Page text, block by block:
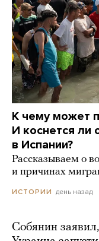
К чему может
И коснется ли
в Испании?
Рассказываем о
и причинах
ИСТОРИИ день назад
Собянин заявил,